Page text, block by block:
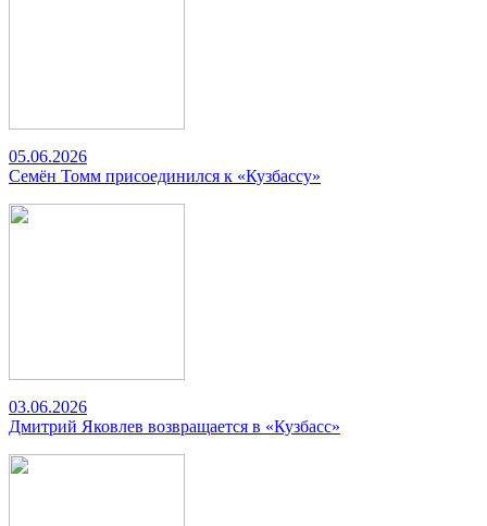
05.06.2026
Семён Томм присоединился к «Кузбассу»
03.06.2026
Дмитрий Яковлев возвращается в «Кузбасс»